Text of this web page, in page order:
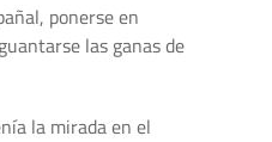
ponerse en
las ganas de
la mirada en el